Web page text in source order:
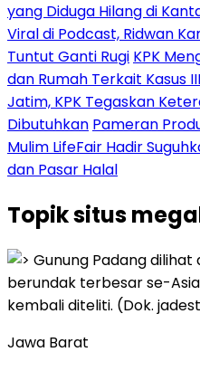
yang Diduga Hilang di
Viral di Podcast, Ridwan
Tuntut Ganti Rugi KPK
dan Rumah Terkait Kasus
Jatim, KPK Tegaskan
Dibutuhkan Pameran
Mulim LifeFair Hadir
dan Pasar Halal
Topiksitus
Jawa Barat